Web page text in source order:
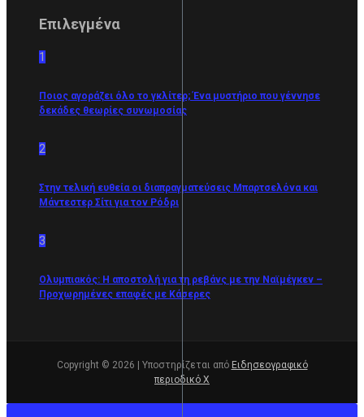
Επιλεγμένα
1
Ποιος αγοράζει όλο το γκλίτερ; Ένα μυστήριο που γέννησε
δεκάδες θεωρίες συνωμοσίας
2
Στην τελική ευθεία οι διαπραγματεύσεις Μπαρτσελόνα και
Μάντεστερ Σίτι για τον Ρόδρι
3
Ολυμπιακός: Η αποστολή για τη ρεβάνς με την Ναϊμέγκεν –
Προχωρημένες επαφές με Κάσερες
Copyright © 2026 | Υποστηρίζεται από Ειδησεογραφικό
περιοδικό Χ